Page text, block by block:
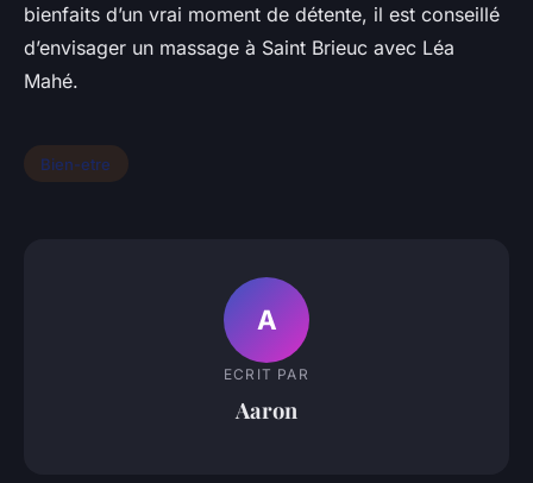
bienfaits d’un vrai moment de détente, il est conseillé
d’envisager un massage à Saint Brieuc avec Léa
Mahé.
Bien-etre
A
ECRIT PAR
Aaron